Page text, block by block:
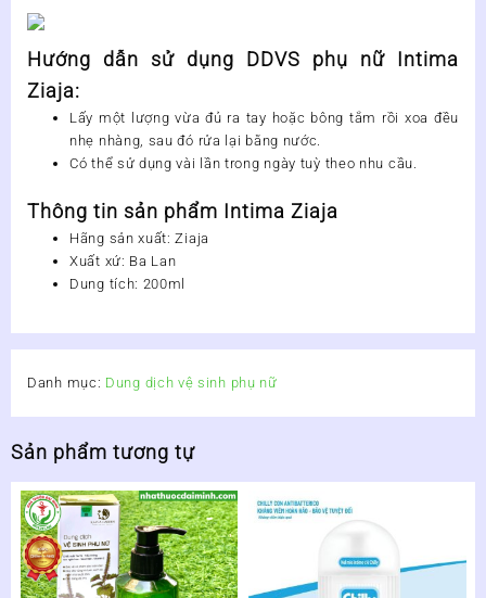
Hướng dẫn sử dụng DDVS phụ nữ Intima
Ziaja:
Lấy một lượng vừa đủ ra tay hoặc bông tắm rồi xoa đều
nhẹ nhàng, sau đó rửa lại bằng nước.
Có thể sử dụng vài lần trong ngày tuỳ theo nhu cầu.
Thông tin sản phẩm Intima Ziaja
Hãng sản xuất: Ziaja
Xuất xứ: Ba Lan
Dung tích: 200ml
Danh mục: Dung dịch vệ sinh phụ nữ
Sản phẩm tương tự